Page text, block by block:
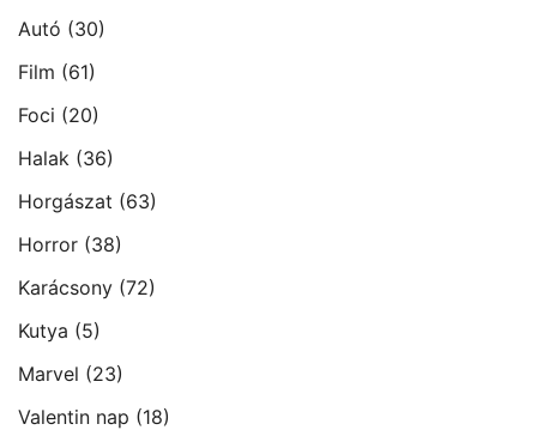
Autó (30)
Film (61)
Foci (20)
Halak (36)
Horgászat (63)
Horror (38)
Karácsony (72)
Kutya (5)
Marvel (23)
Valentin nap (18)